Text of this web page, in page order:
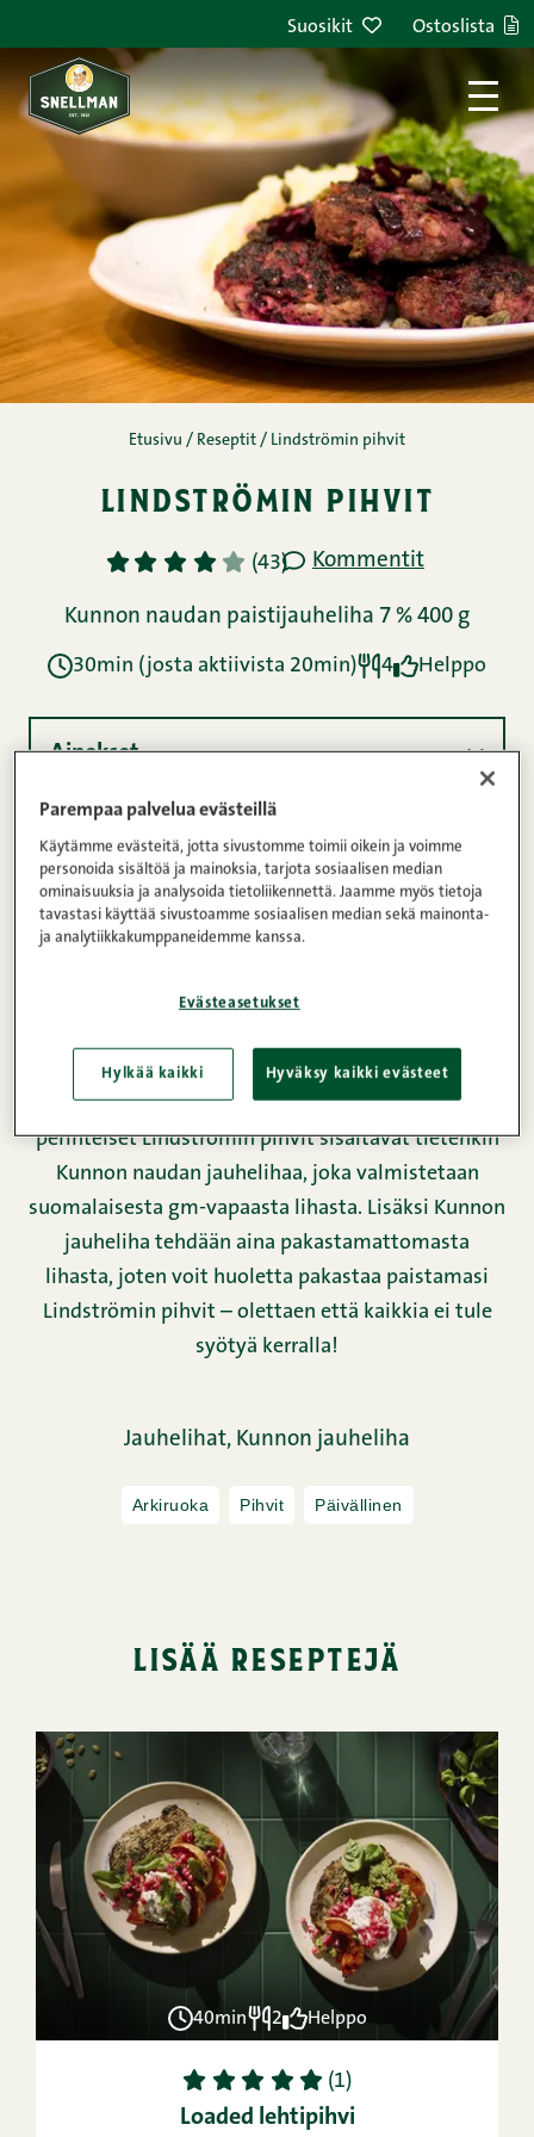
Suosikit Ostoslista
Etusivu / Reseptit / Lindströmin pihvit
lindströmin pihvit
1 2 3 4 5 (43) Kommentit
Kunnon naudan paistijauheliha 7 % 400 g
30min (josta aktiivista 20min) 4 Helppo
Ainekset
Ohje
Ravintosisältö
väristä että omintakeisesta mausta, jota tuovat
punajuurien lisäksi kaprikset. Herra Snellmanin
perinteiset Lindströmin pihvit sisältävät tietenkin
Kunnon naudan jauhelihaa, joka valmistetaan
suomalaisesta gm-vapaasta lihasta. Lisäksi Kunnon
jauheliha tehdään aina pakastamattomasta
lihasta, joten voit huoletta pakastaa paistamasi
Lindströmin pihvit – olettaen että kaikkia ei tule
syötyä kerralla!
Jauhelihat, Kunnon jauheliha
Arkiruoka Pihvit Päivällinen
lisää reseptejä
40min 2 Helppo
1 2 3 4 5 (1)
Loaded lehtipihvi
Parempaa palvelua evästeillä
Käytämme evästeitä, jotta sivustomme toimii oikein ja voimme
personoida sisältöä ja mainoksia, tarjota sosiaalisen median
ominaisuuksia ja analysoida tietoliikennettä. Jaamme myös tietoja
tavastasi käyttää sivustoamme sosiaalisen median sekä mainonta-
ja analytiikkakumppaneidemme kanssa.
Evästeasetukset
Hylkää kaikki Hyväksy kaikki evästeet